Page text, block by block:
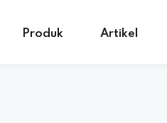
Produk Artikel